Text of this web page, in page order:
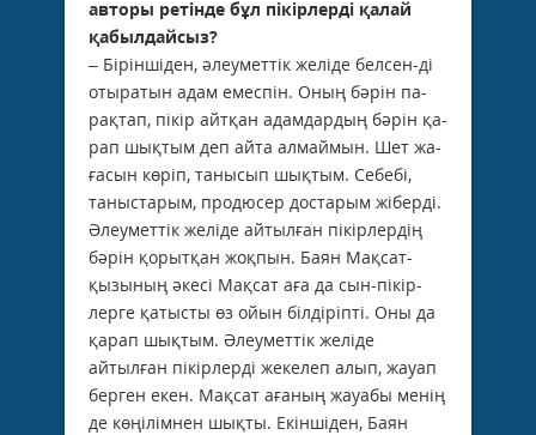
авторы ретінде бұл пікір­лерді қалай
қабылдайсыз?
– Біріншіден, әлеуметтік желіде бел­сен­-ді
отыратын адам емеспін. Оның бәрін па­
рақтап, пікір айтқан адамдардың бәрін қа­
рап шықтым деп айта алмаймын. Шет жа­
ғасын көріп, танысып шықтым. Себебі,
таныстарым, продюсер достарым жіберді.
Әлеуметтік желіде айтылған пікірлердің
бәрін қорытқан жоқпын. Баян Мақсат­
қызының әкесі Мақсат аға да сын-пікір­
лерге қатысты өз ойын білдіріпті. Оны да
қарап шықтым. Әлеуметтік желіде
айтылған пікірлерді жекелеп алып, жауап
берген екен. Мақсат ағаның жауабы менің
де кө­ңі­лімнен шықты. Екіншіден, Баян